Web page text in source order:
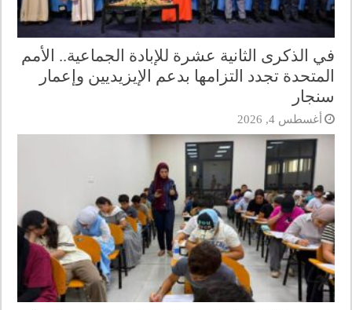
في الذكرى الثانية عشرة للإبادة الجماعية.. الأمم
المتحدة تجدد التزامها بدعم الإيزيديين وإعمار
سنجار
أغسطس 4, 2026